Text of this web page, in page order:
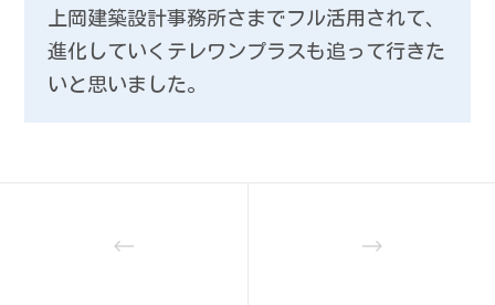
上岡建築設計事務所さまでフル活用されて、
進化していくテレワンプラスも追って行きた
いと思いました。